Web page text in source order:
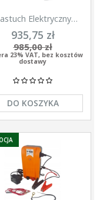
Elektryczny
uniwersalny
AS-6300 6,3Jula
935,75 zł
985,00 zł
23% VAT, bez kosztów
dostawy
DO KOSZYKA